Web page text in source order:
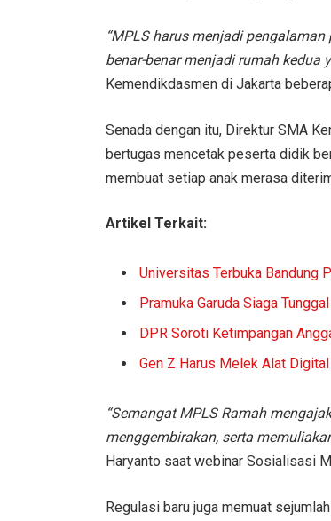
“MPLS harus menjadi
benar-benar menjadi rumah kedua
Kemendikdasmen di Jakarta
Senada dengan itu, Direktur SMA
bertugas mencetak peserta didik
membuat setiap anak merasa
Artikel Terkait:
Universitas Terbuka Bandung
Pramuka Garuda Siaga
DPR Soroti Ketimpangan
Gen Z Harus Melek Alat
“Semangat MPLS Ramah
menggembirakan, serta
Haryanto saat webinar Sosialisasi
Regulasi baru juga memuat